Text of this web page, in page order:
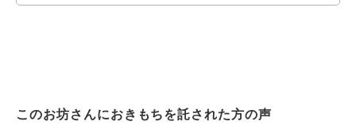
このお坊さんにおきもちを託された方の声